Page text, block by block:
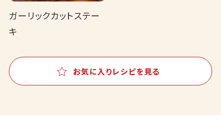
ガーリックカットステー
キ
お気に入りレシピを見る